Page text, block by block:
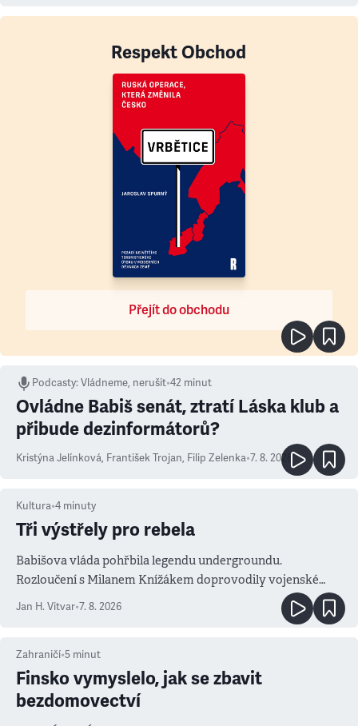
Respekt Obchod
Přejít do obchodu
Podcasty:Vládneme, nerušit•42 minut
Ovládne Babiš senát, ztratí Láska klub a
přibude dezinformátorů?
Kristýna Jelínková, František Trojan, Filip Zelenka•7. 8. 2026
Kultura•4 minuty
Tři výstřely pro rebela
Babišova vláda pohřbila legendu undergroundu.
Rozloučení s Milanem Knížákem doprovodily vojenské
salvy i kritika pokrokářů
Jan H. Vitvar•7. 8. 2026
Zahraničí•5 minut
Finsko vymyslelo, jak se zbavit
bezdomovectví